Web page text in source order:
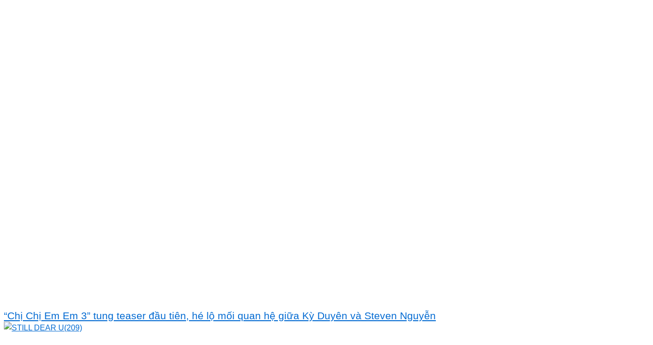
“Chị Chị Em Em 3” tung teaser đầu tiên, hé lộ mối quan hệ giữa Kỳ Duyên và Steven Nguyễn